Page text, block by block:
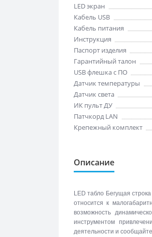
LED экран
Кабель USB
Кабель питания
Инструкция
Паспорт изделия
Гарантийный талон
USB флешка с ПО
Датчик температуры
Датчик света
ИК пульт ДУ
Патчкорд LAN
Крепежный комплект
Описание
LED табло Бегущая
относится к
возможность
инструментом
деятельности и